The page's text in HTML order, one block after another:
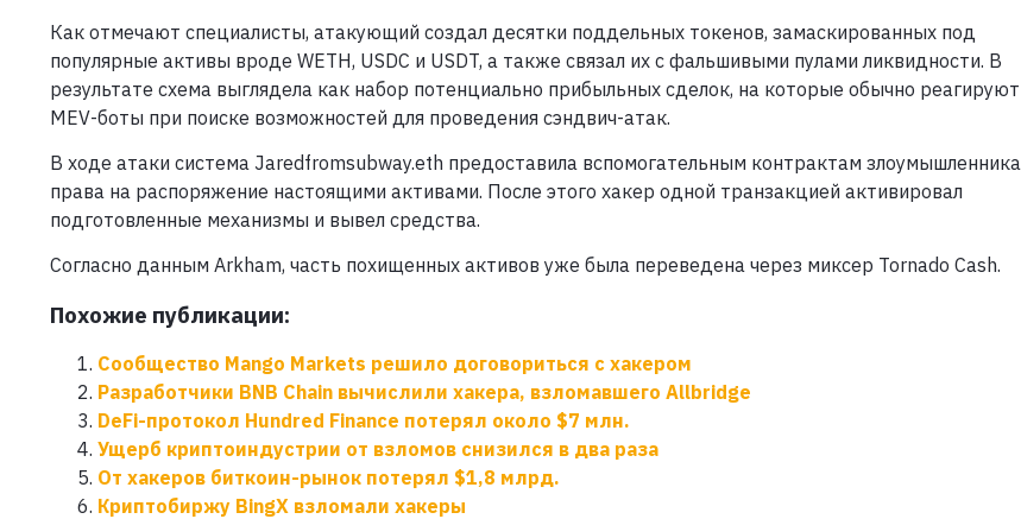
Как отмечают специалисты, атакующий создал десятки поддельных токенов, замаскированных под
популярные активы вроде WETH, USDC и USDT, а также связал их с фальшивыми пулами ликвидности. В
результате схема выглядела как набор потенциально прибыльных сделок, на которые обычно реагируют
MEV-боты при поиске возможностей для проведения сэндвич-атак.
В ходе атаки система Jaredfromsubway.eth предоставила вспомогательным контрактам злоумышленника
права на распоряжение настоящими активами. После этого хакер одной транзакцией активировал
подготовленные механизмы и вывел средства.
Согласно данным Arkham, часть похищенных активов уже была переведена через миксер Tornado Cash.
Похожие публикации:
Сообщество Mango Markets решило договориться с хакером
Разработчики BNB Chain вычислили хакера, взломавшего Allbridge
DeFi-протокол Hundred Finance потерял около $7 млн.
Ущерб криптоиндустрии от взломов снизился в два раза
От хакеров биткоин-рынок потерял $1,8 млрд.
Криптобиржу BingX взломали хакеры